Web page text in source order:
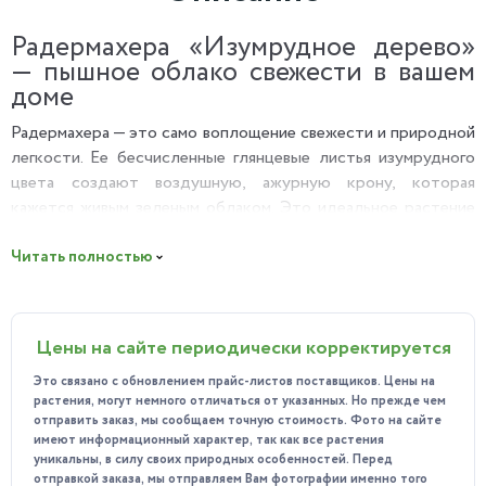
Радермахера «Изумрудное дерево»
— пышное облако свежести в вашем
доме
Радермахера — это само воплощение свежести и природной
легкости. Ее бесчисленные глянцевые листья изумрудного
цвета создают воздушную, ажурную крону, которая
кажется живым зеленым облаком. Это идеальное растение
ощущение настоящего, дышащего жизнью оазиса.
В отличие от многих
растений со строгими формами, Радермахера создает
ощущение мягкости и объема. Ее пышная крона
наполняет пространство жизнью и уютом.
Изумрудный блеск:Мелкие глянцевые листочки
красиво отражают свет, создавая игру бликов и
Читать полностью
Цены на сайте периодически корректируется
Это связано с обновлением прайс-листов поставщиков. Цены на
растения, могут немного отличаться от указанных. Но прежде чем
отправить заказ, мы сообщаем точную стоимость. Фото на сайте
имеют информационный характер, так как все растения
уникальны, в силу своих природных особенностей. Перед
отправкой заказа, мы отправляем Вам фотографии именно того